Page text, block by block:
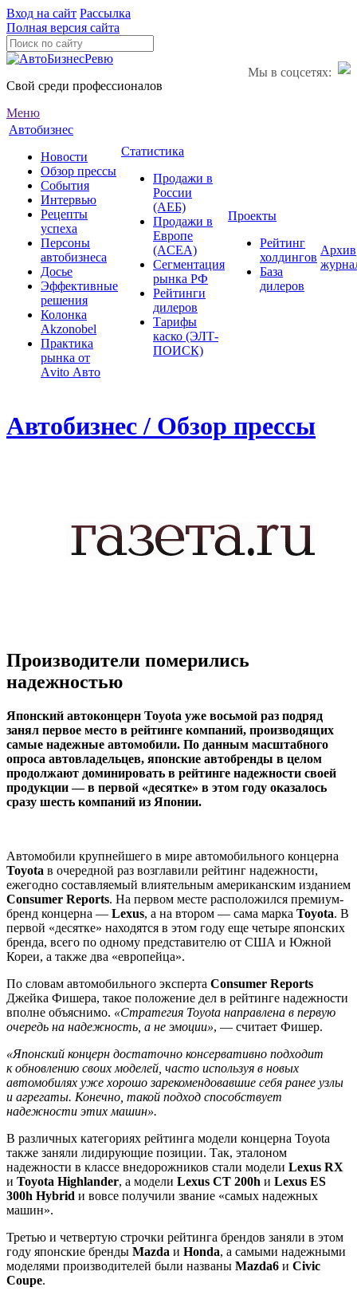
Вход на сайт Рассылка
Полная версия сайта
Мы в соцсетях:
Свой среди профессионалов
Меню
Автобизнес
Новости
Обзор прессы
События
Интервью
Рецепты
успеха
Персоны
автобизнеса
Досье
Эффективные
решения
Колонка
Akzonobel
Практика
рынка от
Аvito Авто
Статистика
Продажи в
России
(АЕБ)
Продажи в
Европе
(ACEA)
Сегментация
рынка РФ
Рейтинги
дилеров
Тарифы
каско (ЭЛТ-
ПОИСК)
Проекты
Рейтинг
холдингов
База
дилеров
Архив
Автобизнес / Обзор прессы
Производители померились
надежностью
Японский автоконцерн Toyota уже восьмой раз подряд
занял первое место в рейтинге компаний, производящих
самые надежные автомобили. По данным масштабного
опроса автовладельцев, японские автобренды в целом
продолжают доминировать в рейтинге надежности своей
продукции — в первой «десятке» в этом году оказалось
сразу шесть компаний из Японии.
Автомобили крупнейшего в мире автомобильного концерна
Toyota в очередной раз возглавили рейтинг надежности,
ежегодно составляемый влиятельным американским изданием
Consumer Reports. На первом месте расположился премиум-
бренд концерна — Lexus, а на втором — сама марка Toyota. В
первой «десятке» находятся в этом году еще четыре японских
бренда, всего по одному представителю от США и Южной
Кореи, а также два «европейца».
По словам автомобильного эксперта Consumer Reports
Джейка Фишера, такое положение дел в рейтинге надежности
вполне объяснимо. «Стратегия Toyota направлена в первую
очередь на надежность, а не эмоции», — считает Фишер.
«Японский концерн достаточно консервативно подходит
к обновлению своих моделей, часто используя в новых
автомобилях уже хорошо зарекомендовавшие себя ранее узлы
и агрегаты. Конечно, такой подход способствует
надежности этих машин».
В различных категориях рейтинга модели концерна Toyota
также заняли лидирующие позиции. Так, эталоном
надежности в классе внедорожников стали модели Lexus RX
и Toyota Highlander, а модели Lexus CT 200h и Lexus ES
300h Hybrid и вовсе получили звание «самых надежных
машин».
Третью и четвертую строчки рейтинга брендов заняли в этом
году японские бренды Mazda и Honda, а самыми надежными
моделями производителей были названы Mazda6 и Civic
Coupe.